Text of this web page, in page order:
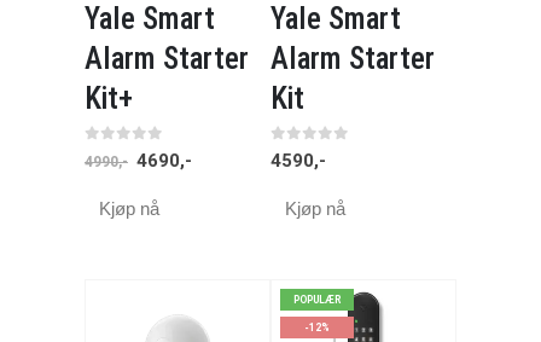
Yale Smart
Alarm Starter
Kit+
0av 5
4990,- 4690,-
Kjøp nå
Yale Smart
Alarm Starter
Kit
0 av 5
4590,-
Kjøp nå
POPULÆR
-12%